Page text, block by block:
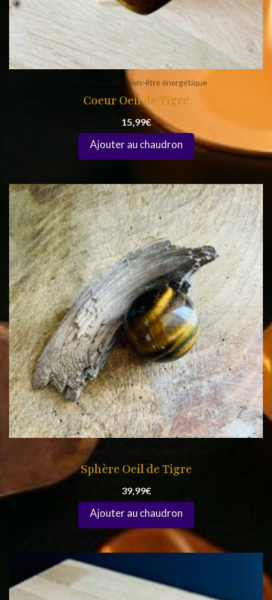
Lithothérapie & Bien-être énergétique
Coeur Oeil de Tigre
15,99€
Lithothérapie & Bien-être énergétique
Sphère Oeil de Tigre
39,99€